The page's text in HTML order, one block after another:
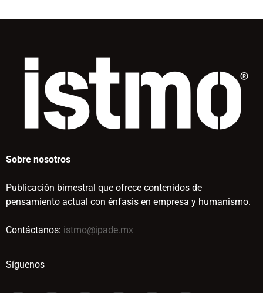
Sobre nosotros
Publicación bimestral que ofrece contenidos de
pensamiento actual con énfasis en empresa y humanismo.
Contáctanos: istmo@ipade.mx
Síguenos